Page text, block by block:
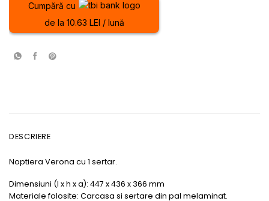
Cumpără cu
de la 10.63 LEI / lună
DESCRIERE
Noptiera Verona cu 1 sertar.
Dimensiuni (l x h x a): 447 x 436 x 366 mm
Materiale folosite: Carcasa si sertare din pal melaminat.